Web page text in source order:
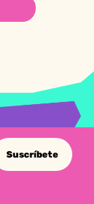
Suscríbete